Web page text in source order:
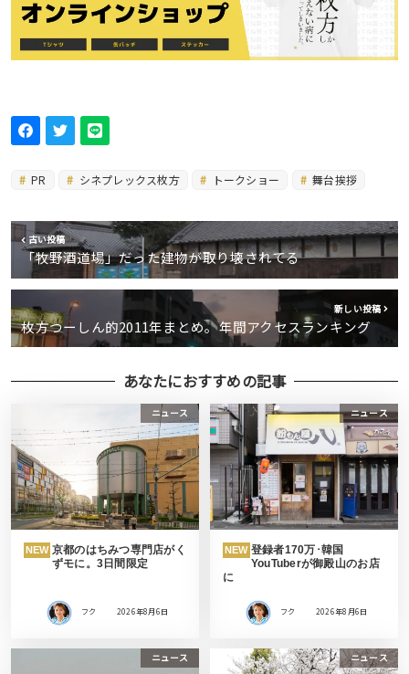
PR シネプレックス枚方 トークショー 舞台挨拶
古い投稿
「牧野酒道場」だった建物が取り壊されてる
新しい投稿
枚方つーしん的2011年まとめ。年間アクセスランキング
あなたにおすすめの記事
ニュース
NEW 京都のはちみつ専門店がく
ずモに。3日間限定
フク 2026年8月6日
ニュース
NEW 登録者170万･韓国
YouTuberが御殿山のお店
に
フク 2026年8月6日
ニュース ニュース